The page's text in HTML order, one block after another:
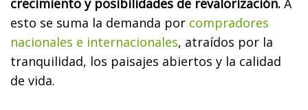
crecimiento y posibilidades de revalorización. A
esto se suma la demanda por compradores
nacionales e internacionales, atraídos por la
tranquilidad, los paisajes abiertos y la calidad
de vida.